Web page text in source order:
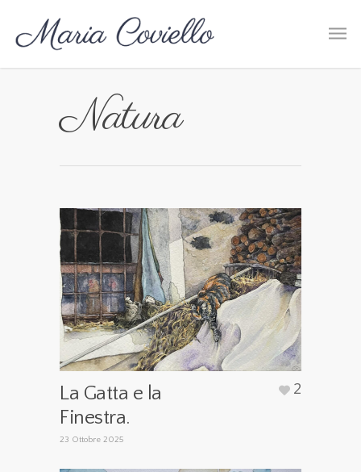
Natura
La Gatta e la
Finestra.
23 Ottobre 2025
2